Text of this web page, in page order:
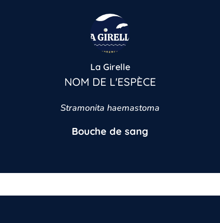
La Girelle
NOM DE L'ESPÈCE
Stramonita haemastoma
Bouche de sang